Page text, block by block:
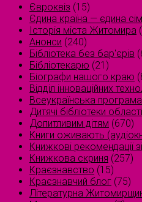
Євроквіз (15)
Єдина країна — єдина
Історія міста Житомира
Анонси (240)
Бібліотека без бар'єрів
Бібліотекарю (21)
Біографи нашого краю
Відділ інноваційних
Всеукраїнська
Дитячі бібліотеки області
Допитливим дітям (670)
Книги оживають
Книжкові рекомендації
Книжкова скриня (257)
Краєзнавство (15)
Краєзнавчий блог (75)
Літературна